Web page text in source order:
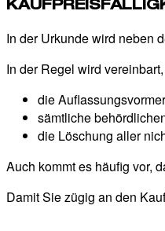
In der Urkunde wird neben
In der Regel wird
die
sämtliche
die Löschung aller
Auch kommt es häufig vor,
Damit Sie zügig an den